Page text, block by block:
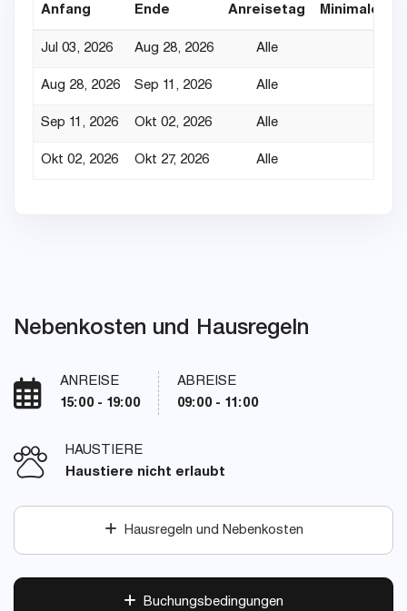
Anfang Ende Anreisetag Minimaler
Jul 03, 2026 Aug 28, 2026 Alle
Aug 28, 2026 Sep 11, 2026 Alle
Sep 11, 2026 Okt 02, 2026 Alle
Okt 02, 2026 Okt 27, 2026 Alle
Nebenkosten und Hausregeln
ANREISE
15:00 - 19:00
ABREISE
09:00 - 11:00
HAUSTIERE
Haustiere nicht erlaubt
Hausregeln und Nebenkosten
Buchungsbedingungen